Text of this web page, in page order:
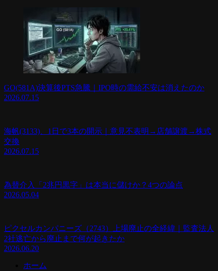
GO(581A)決算後PTS急騰｜IPO時の需給不安は消えたのか
2026.07.15
海帆(3133)、1日で3本の開示｜意見不表明→店舗譲渡→株式
交換
2026.07.15
為替介入「2兆円黒字」は本当に儲けか？4つの論点
2026.05.04
ピクセルカンパニーズ（2743）上場廃止の全経緯｜監査法人
2社逃亡から廃止まで何が起きたか
2026.06.20
ホーム